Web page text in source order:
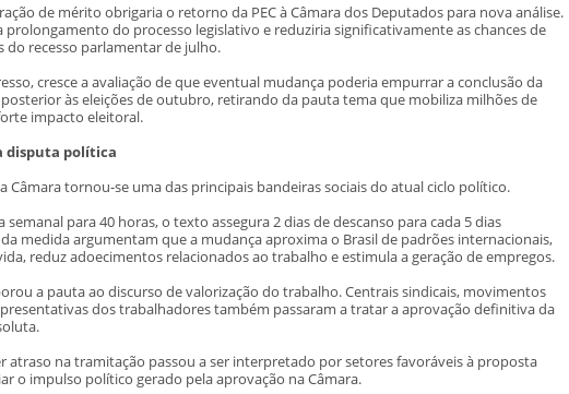
de mérito obrigaria o retorno da PEC à Câmara dos Deputados para nova análise.
prolongamento do processo legislativo e reduziria significativamente as chances de
do recesso parlamentar de julho.
cresce a avaliação de que eventual mudança poderia empurrar a conclusão da
às eleições de outubro, retirando da pauta tema que mobiliza milhões de
impacto eleitoral.
disputa política
Câmara tornou-se uma das principais bandeiras sociais do atual ciclo político.
para 40 horas, o texto assegura 2 dias de descanso para cada 5 dias
medida argumentam que a mudança aproxima o Brasil de padrões internacionais,
reduz adoecimentos relacionados ao trabalho e estimula a geração de empregos.
a pauta ao discurso de valorização do trabalho. Centrais sindicais, movimentos
dos trabalhadores também passaram a tratar a aprovação definitiva da
atraso na tramitação passou a ser interpretado por setores favoráveis à proposta
o impulso político gerado pela aprovação na Câmara.